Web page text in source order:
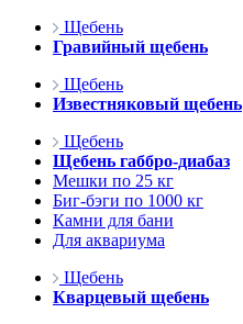
Щебень
Гравийный щебень
Щебень
Известняковый щебень
Щебень
Щебень габбро-диабаз
Мешки по 25 кг
Биг-бэги по 1000 кг
Камни для бани
Для аквариума
Щебень
Кварцевый щебень